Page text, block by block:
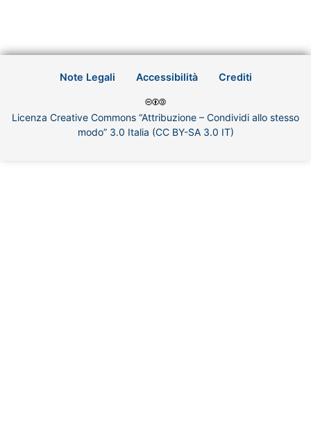
Note Legali Accessibilità Crediti
Licenza Creative Commons “Attribuzione – Condividi allo stesso
modo” 3.0 Italia (CC BY-SA 3.0 IT)